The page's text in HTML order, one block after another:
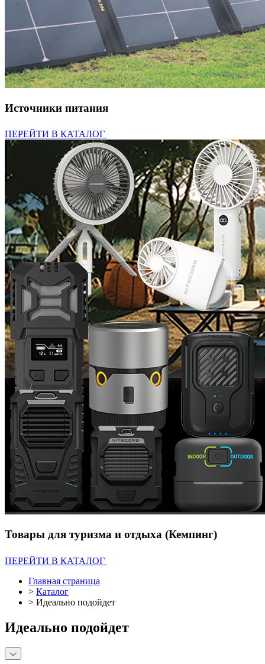
Источники питания
ПЕРЕЙТИ В КАТАЛОГ
Товары для туризма и отдыха (Кемпинг)
ПЕРЕЙТИ В КАТАЛОГ
Главная страница
> Каталог
> Идеально подойдет
Идеально подойдет